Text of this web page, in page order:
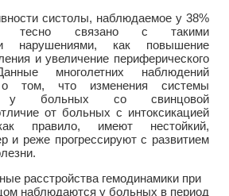
систолы, наблюдаемое у 38%
тесно связано с такими
нарушениями, как повышение
и увеличение периферического
многолетних наблюдений
о том, что изменения системы
у больных со свинцовой
от больных с интоксикацией
правило, имеют нестойкий,
и реже прогрессируют с развитием
расстройства гемодинамики при
наблюдаются у больных в период